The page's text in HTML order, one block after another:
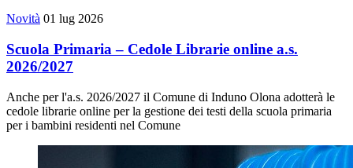
Novità 01 lug 2026
Scuola Primaria – Cedole Librarie online a.s.
2026/2027
Anche per l'a.s. 2026/2027 il Comune di Induno Olona adotterà le
cedole librarie online per la gestione dei testi della scuola primaria
per i bambini residenti nel Comune